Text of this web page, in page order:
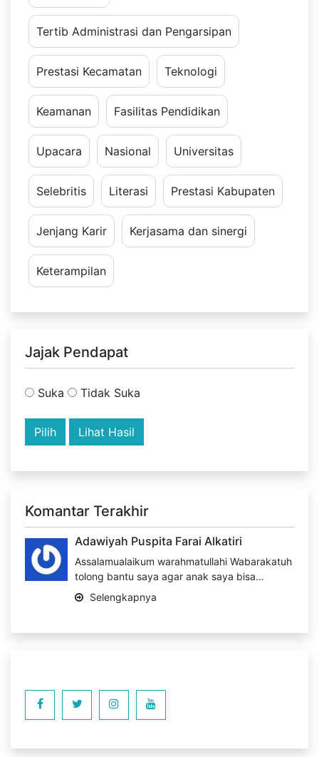
Tertib Administrasi dan Pengarsipan
Prestasi Kecamatan Teknologi
Keamanan Fasilitas Pendidikan
Upacara Nasional Universitas
Selebritis Literasi Prestasi Kabupaten
Jenjang Karir Kerjasama dan sinergi
Keterampilan
Jajak Pendapat
Suka Tidak Suka
Lihat Hasil
Komantar Terakhir
Adawiyah Puspita Farai Alkatiri
Assalamualaikum warahmatullahi Wabarakatuh
tolong bantu saya agar anak saya bisa…
Selengkapnya